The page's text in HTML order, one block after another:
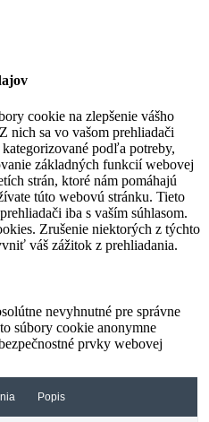
cookie na zlepšenie vášho
nich sa vo vašom prehliadači
podľa potreby,
základných funkcií webovej
strán, ktoré nám pomáhajú
túto webovú stránku. Tieto
iba s vaším súhlasom.
Zrušenie niektorých z týchto
váš zážitok z prehliadania.
nevyhnutné pre správne
súbory cookie anonymne
prvky webovej
Popis